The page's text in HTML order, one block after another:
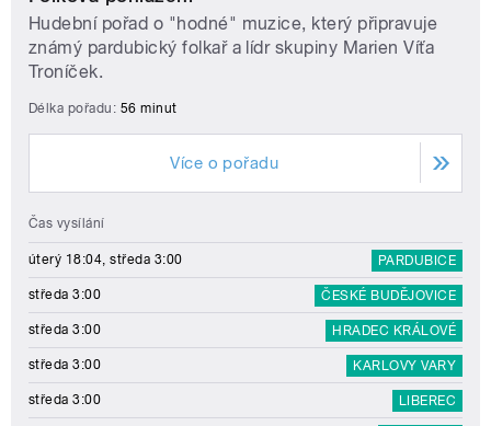
Hudební pořad o "hodné" muzice, který připravuje
známý pardubický folkař a lídr skupiny Marien Víťa
Troníček.
Délka pořadu: 56 minut
Více o pořadu
Čas vysílání
úterý 18:04, středa 3:00 PARDUBICE
středa 3:00 ČESKÉ BUDĚJOVICE
středa 3:00 HRADEC KRÁLOVÉ
středa 3:00 KARLOVY VARY
středa 3:00 LIBEREC